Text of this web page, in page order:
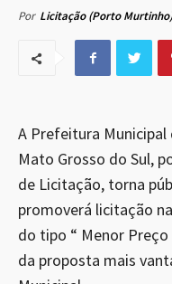
Por Licitação (Porto Murtinho)
A Prefeitura
Mato Grosso do Sul,
de Licitação, torna
promoverá licitação
do tipo “ Menor
da proposta mais